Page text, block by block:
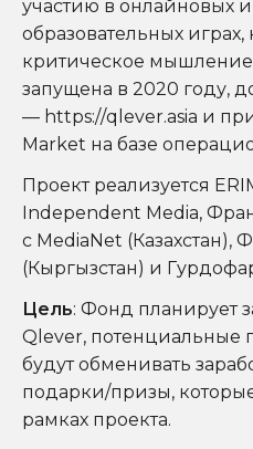
участию в онлайновых
образовательных
критическое
запущена в 2020 году,
— https://qlever.asia и
Market на базе
Проект реализуется
Independent Media,
с MediaNet (Казахстан),
(Кыргызстан) и
Цель: Фонд планирует
Qlever, потенциальные
будут обменивать
подарки/призы,
рамках проекта.